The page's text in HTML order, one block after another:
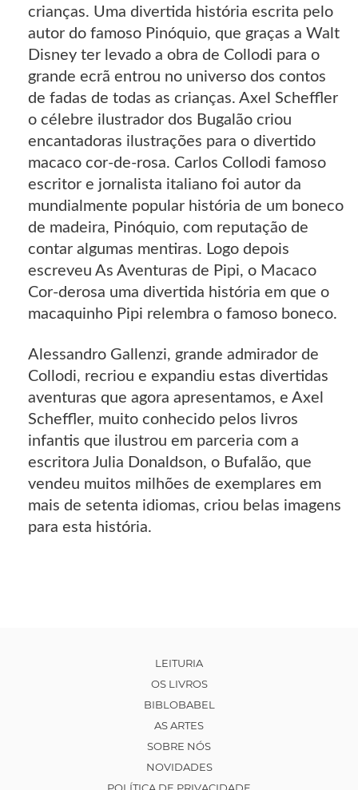
crianças. Uma divertida história escrita pelo
autor do famoso Pinóquio, que graças a Walt
Disney ter levado a obra de Collodi para o
grande ecrã entrou no universo dos contos
de fadas de todas as crianças. Axel Scheffler
o célebre ilustrador dos Bugalão criou
encantadoras ilustrações para o divertido
macaco cor-de-rosa. Carlos Collodi famoso
escritor e jornalista italiano foi autor da
mundialmente popular história de um boneco
de madeira, Pinóquio, com reputação de
contar algumas mentiras. Logo depois
escreveu As Aventuras de Pipi, o Macaco
Cor-derosa uma divertida história em que o
macaquinho Pipi relembra o famoso boneco.
Alessandro Gallenzi, grande admirador de
Collodi, recriou e expandiu estas divertidas
aventuras que agora apresentamos, e Axel
Scheffler, muito conhecido pelos livros
infantis que ilustrou em parceria com a
escritora Julia Donaldson, o Bufalão, que
vendeu muitos milhões de exemplares em
mais de setenta idiomas, criou belas imagens
para esta história.
LEITURIA
OS LIVROS
BIBLOBABEL
AS ARTES
SOBRE NÓS
NOVIDADES